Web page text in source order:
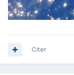
Citer